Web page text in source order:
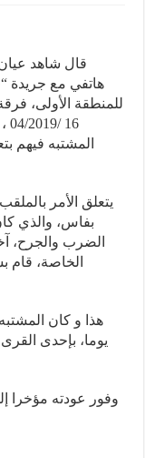
قال شاهد
هاتفي مع جريدة
للمنطقة الأولى،
المشتبه فيهم
يتعلق الأمر
بفاس، والذي
الضرب والجرح،
الخاصة،
هذا و كان
يوما، بإحدى
وفور عودته مؤخرا